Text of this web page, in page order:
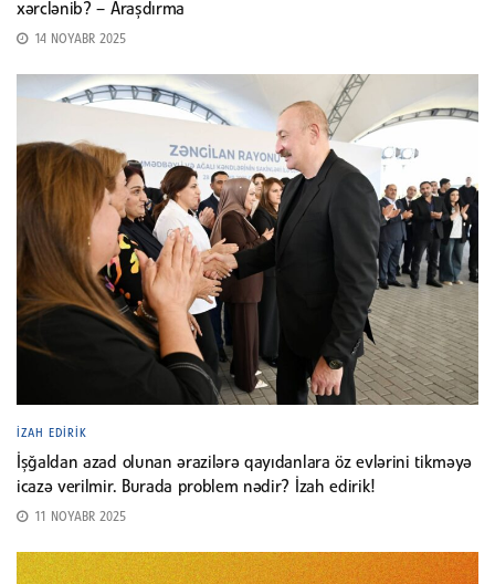
xərclənib? – Araşdırma
14 NOYABR 2025
İZAH EDIRIK
İşğaldan azad olunan ərazilərə qayıdanlara öz evlərini tikməyə
icazə verilmir. Burada problem nədir? İzah edirik!
11 NOYABR 2025